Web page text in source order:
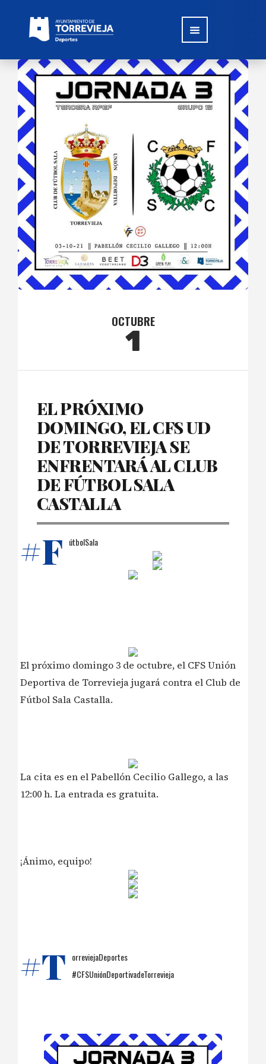
OCTUBRE
1
EL PRÓXIMO
DOMINGO, EL CFS UD
DE TORREVIEJA SE
ENFRENTARÁ AL CLUB
DE FÚTBOL SALA
CASTALLA
#F útbolSala
El próximo domingo 3 de octubre, el CFS Unión
Deportiva de Torrevieja jugará contra el Club de
Fútbol Sala Castalla.
La cita es en el Pabellón Cecilio Gallego, a las
12:00 h. La entrada es gratuita.
¡Ánimo, equipo!
#T orreviejaDeportes
#CFSUniónDeportivadeTorrevieja